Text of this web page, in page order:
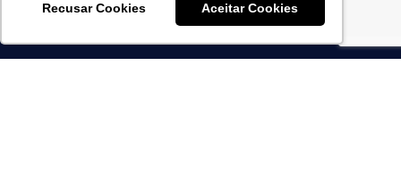
Recusar Cookies Aceitar Cookies